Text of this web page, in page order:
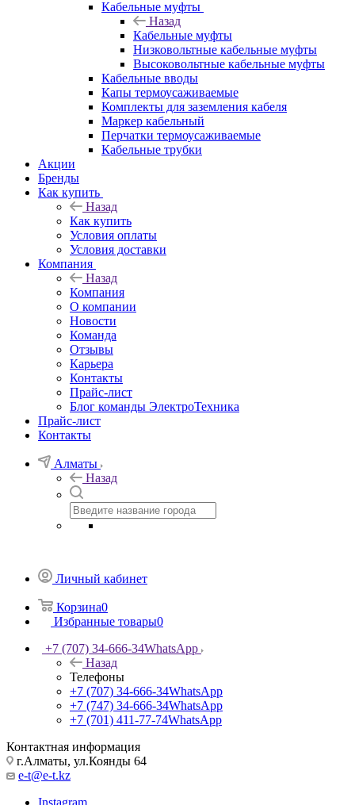
Кабельные муфты
Назад
Кабельные муфты
Низковольтные кабельные муфты
Высоковольтные кабельные муфты
Кабельные вводы
Капы термоусаживаемые
Комплекты для заземления кабеля
Маркер кабельный
Перчатки термоусаживаемые
Кабельные трубки
Акции
Бренды
Как купить
Назад
Как купить
Условия оплаты
Условия доставки
Компания
Назад
Компания
О компании
Новости
Команда
Отзывы
Карьера
Контакты
Прайс-лист
Блог команды ЭлектроТехника
Прайс-лист
Контакты
Алматы
Назад
Личный кабинет
Корзина0
Избранные товары0
+7 (707) 34-666-34WhatsApp
Назад
Телефоны
+7 (707) 34-666-34WhatsApp
+7 (747) 34-666-34WhatsApp
+7 (701) 411-77-74WhatsApp
Контактная информация
г.Алматы, ул.Коянды 64
e-t@e-t.kz
Instagram